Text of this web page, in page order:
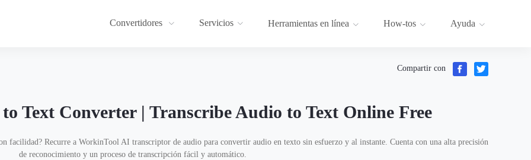
Convertidores Servicios Herramientas en línea How-tos Ayuda
Compartir con
Text Converter | Transcribe Audio to Text Online Free
facilidad? Recurre a WorkinTool AI transcriptor de audio para convertir audio en texto sin esfuerzo y al instante. Cuenta con una alta precisión
de reconocimiento y un proceso de transcripción fácil y automático.